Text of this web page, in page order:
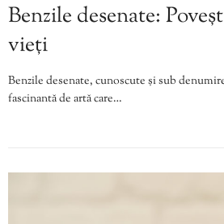
Benzile desenate:
vieți
Benzile desenate, cunoscute și sub
fascinantă de artă care…